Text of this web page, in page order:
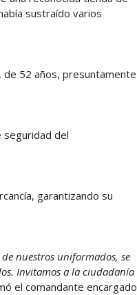
sustraído varios
de 52 años, presuntamente
seguridad del
garantizando su
nuestros uniformados, se
Invitamos a la ciudadanía
el comandante encargado